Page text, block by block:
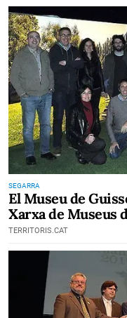
SEGARRA
El Museu de
Xarxa de Museus
TERRITORIS.CAT